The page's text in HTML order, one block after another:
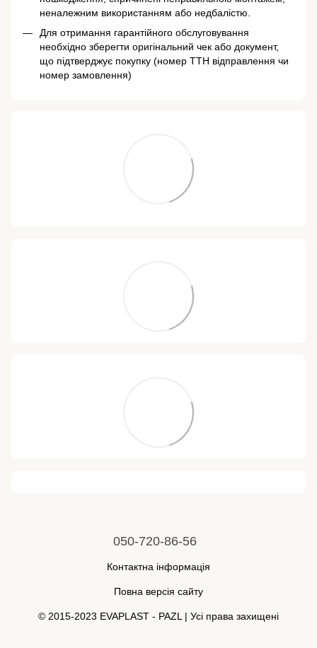
неналежним використанням або недбалістю.
Для отримання гарантійного обслуговування
необхідно зберегти оригінальний чек або документ,
що підтверджує покупку (номер ТТН відправлення чи
номер замовлення)
050-720-86-56
Контактна інформація
Повна версія сайту
© 2015-2023 EVAPLAST - PAZL | Усі права захищені